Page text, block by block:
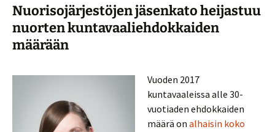
Nuorisojärjestöjen jäsenkato heijastuu
nuorten kuntavaaliehdokkaiden
määrään
Vuoden 2017
kuntavaaleissa alle 30-
vuotiaden ehdokkaiden
määrä on alhaisin koko